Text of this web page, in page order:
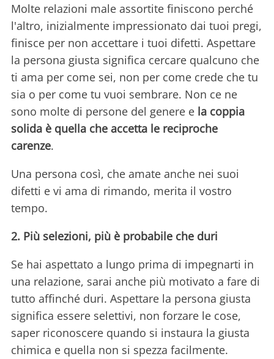
Molte relazioni male assortite finiscono perché
l'altro, inizialmente impressionato dai tuoi pregi,
finisce per non accettare i tuoi difetti. Aspettare
la persona giusta significa cercare qualcuno che
ti ama per come sei, non per come crede che tu
sia o per come tu vuoi sembrare. Non ce ne
sono molte di persone del genere e la coppia
solida è quella che accetta le reciproche
carenze.
Una persona così, che amate anche nei suoi
difetti e vi ama di rimando, merita il vostro
tempo.
2. Più selezioni, più è probabile che duri
Se hai aspettato a lungo prima di impegnarti in
una relazione, sarai anche più motivato a fare di
tutto affinché duri. Aspettare la persona giusta
significa essere selettivi, non forzare le cose,
saper riconoscere quando si instaura la giusta
chimica e quella non si spezza facilmente.